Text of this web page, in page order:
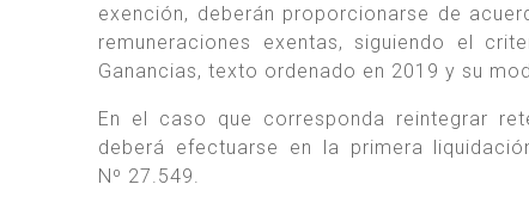
exención, deberán proporcionarse de
remuneraciones exentas, siguiendo el
Ganancias, texto ordenado en 2019 y su
En el caso que corresponda reintegrar
deberá efectuarse en la primera
Nº 27.549.